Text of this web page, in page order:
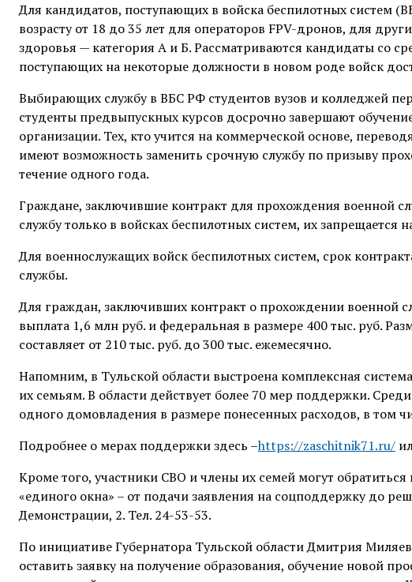
Для кандидатов, поступающих в войска беспилотных систем
возрасту от 18 до 35 лет для операторов FPV-дронов, для
здоровья — категория А и Б. Рассматриваются кандидаты со
поступающих на некоторые должности в новом роде войск
Выбирающих службу в ВБС РФ студентов вузов и колледжей
студенты предвыпускных курсов досрочно завершают
организации. Тех, кто учится на коммерческой основе,
имеют возможность заменить срочную службу по призыву
течение одного года.
Граждане, заключившие контракт для прохождения военной
службу только в войсках беспилотных систем, их
Для военнослужащих войск беспилотных систем, срок
службы.
Для граждан, заключивших контракт о прохождении военной
выплата 1,6 млн руб. и федеральная в размере 400 тыс. руб.
составляет от 210 тыс. руб. до 300 тыс. ежемесячно.
Напомним, в Тульской области выстроена комплексная
их семьям. В области действует более 70 мер поддержки.
одного домовладения в размере понесенных расходов, в том
Подробнее о мерах поддержки здесь –https://zaschitnik71.ru/
Кроме того, участники СВО и члены их семей могут
«единого окна» – от подачи заявления на соцподдержку до
Демонстрации, 2. Тел. 24-53-53.
По инициативе Губернатора Тульской области Дмитрия
оставить заявку на получение образования, обучение новой